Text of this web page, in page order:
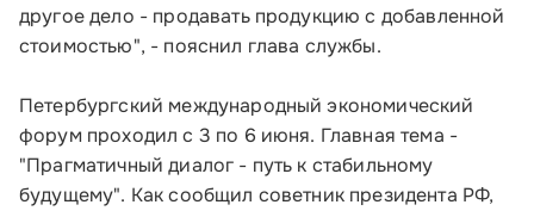
Банкам и финансовым организациям
Инфраструктуре поддержки
другое дело - продавать продукцию с добавленной
стоимостью", - пояснил глава службы.
Петербургский международный экономический
форум проходил с 3 по 6 июня. Главная тема -
"Прагматичный диалог - путь к стабильному
будущему". Как сообщил советник президента РФ,